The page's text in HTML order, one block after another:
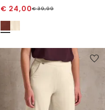
€ 24,00€39,99